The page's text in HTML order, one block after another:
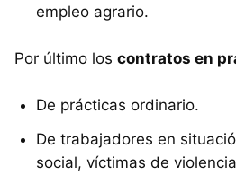
empleo agrario.
Por último los contratos en
De prácticas ordinario.
De trabajadores en
social, víctimas de